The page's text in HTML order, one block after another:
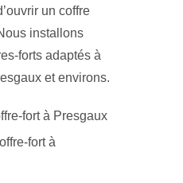
un coffre
installons
forts adaptés à
et environs.
fort à Presgaux
fort à